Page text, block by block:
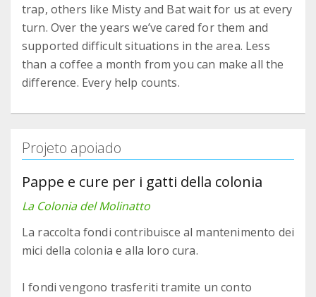
trap, others like Misty and Bat wait for us at every
turn. Over the years we’ve cared for them and
supported difficult situations in the area. Less
than a coffee a month from you can make all the
difference. Every help counts.
Projeto apoiado
Pappe e cure per i gatti della colonia
La Colonia del Molinatto
La raccolta fondi contribuisce al mantenimento dei
mici della colonia e alla loro cura.
I fondi vengono trasferiti tramite un conto